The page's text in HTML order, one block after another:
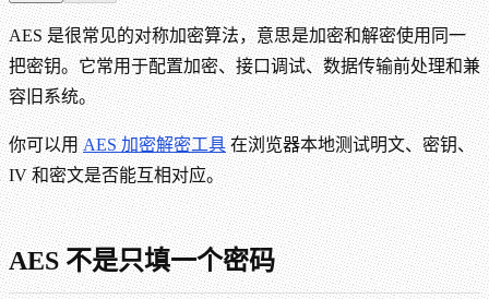
AES 是很常见的对称加密算法，意思是加密和解密使用同一
把密钥。它常用于配置加密、接口调试、数据传输前处理和兼
容旧系统。
你可以用AES 加密解密工具在浏览器本地测试明文、密钥、
IV 和密文是否能互相对应。
AES 不是只填一个密码